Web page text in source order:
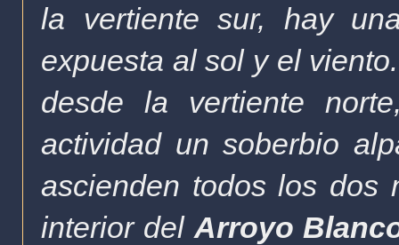
la vertiente sur, hay
expuesta al sol y el
desde la vertiente
actividad un soberbio
ascienden todos los dos
interior del Arroyo